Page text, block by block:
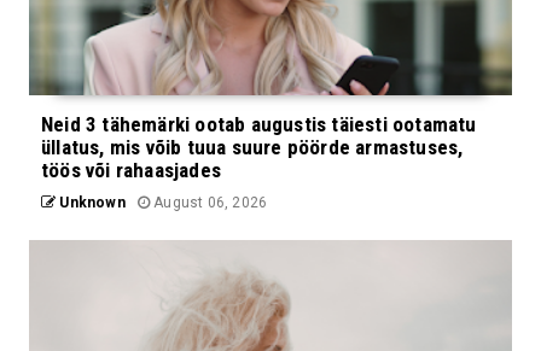
Neid 3 tähemärki ootab augustis täiesti ootamatu
üllatus, mis võib tuua suure pöörde armastuses,
töös või rahaasjades
Unknown August 06, 2026